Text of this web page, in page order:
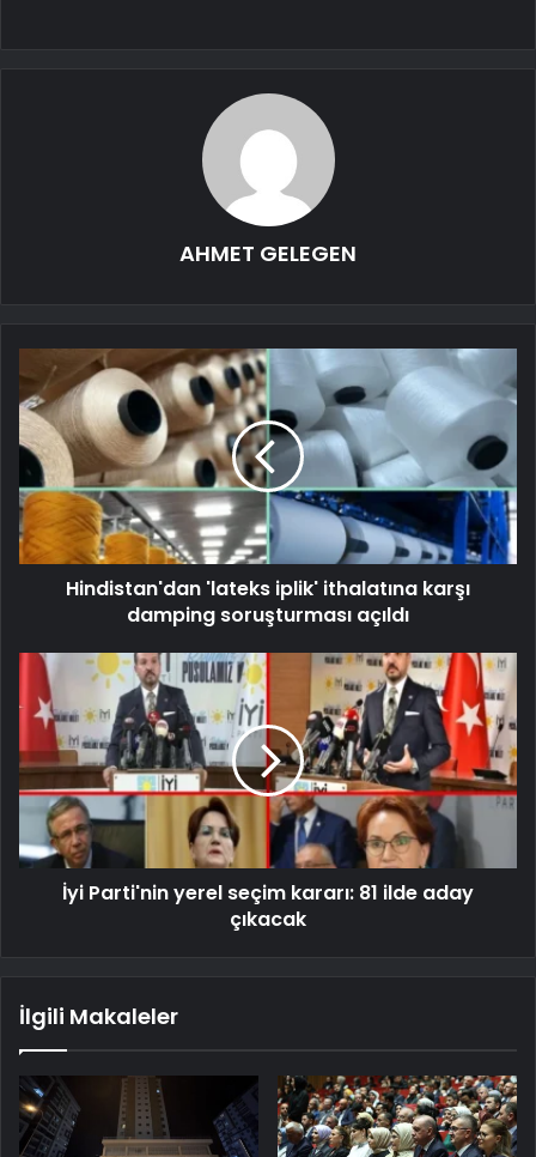
AHMET GELEGEN
Hindistan'dan 'lateks iplik' ithalatına karşı
damping soruşturması açıldı
İyi Parti'nin yerel seçim kararı: 81 ilde aday
çıkacak
İlgili Makaleler